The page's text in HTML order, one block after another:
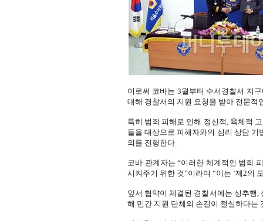
이로써 코바는 3월부터 수서경찰서 지
대해 경찰서의 지원 요청을 받아 전문적
특히 범죄 피해로 인해 정신적, 육체적
들을 대상으로 피해자와의 심리 상담
의를 진행한다.
코바 관계자는 “이러한 체계적인 범죄
시켜주기 위한 것”이라며 “이는 ‘제2의
앞서 협약이 체결된 경찰서에는 성추행
해 민간 지원 단체의 손길이 절실하다는